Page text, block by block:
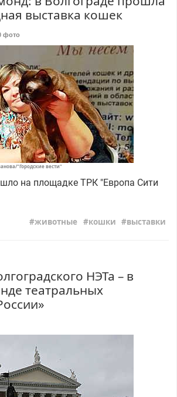
выставка кошек
фото
"Городские вести"
на площадке ТРК "Европа Сити
животные кошки выставки
НЭТа – в
театральных